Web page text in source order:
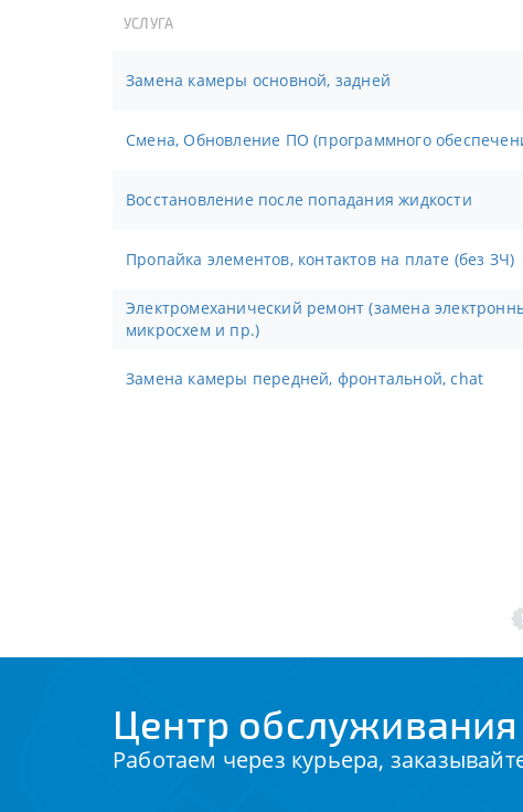
УСЛУГА
Замена камеры основной, задней
Смена, Обновление ПО (программного
Восстановление после попадания жидкости
Пропайка элементов, контактов на плате (без ЗЧ)
Электромеханический ремонт (замена электронных компонентов,
микросхем и пр.)
Замена камеры передней, фронтальной, chat
Центр
Работаем через курьера,